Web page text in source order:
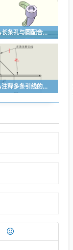
SolidWorks长条孔与圆配合，槽口与圆配合超快方法
SolidWorks注释多条引线的方法步骤